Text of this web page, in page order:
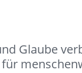
Glaube